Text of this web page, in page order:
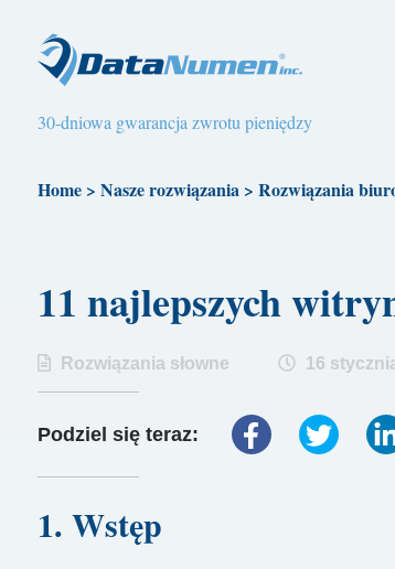
30-dniowa gwarancja zwrotu pieniędzy
Home> Nasze rozwiązania> Rozwiązania
11 najlepszych
Rozwiązania słowne 16
Podziel się teraz:
1. Wstęp